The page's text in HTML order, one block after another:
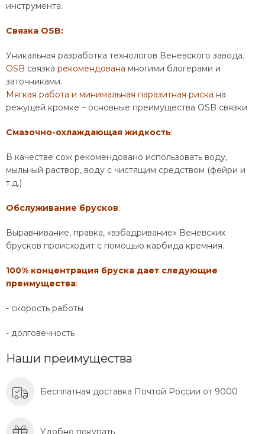
инструмента.
Связка OSB:
Уникальная разработка технологов Веневского завода.
OSB связка рекомендована многими блогерами и
заточниками.
Мягкая работа и минимальная паразитная риска на
режущей кромке – основные преимущества OSB связки
Смазочно-охлаждающая жидкость:
В качестве сож рекомендовано использовать воду,
мыльный раствор, воду с чистящим средством (фейри и
т.д.)
Обслуживание брусков:
Выравнивание, правка, «взбадривание» Веневских
брусков происходит с помощью карбида кремния.
100% концентрация бруска дает следующие
преимущества:
- скорость работы
- долговечность
Наши преимущества
Бесплатная доставка Почтой России от 9000
Удобно покупать